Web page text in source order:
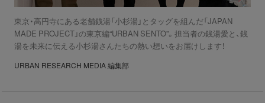
東京・高円寺にある老舗銭湯「小杉湯」とタッグを組んだ「JAPAN
MADE PROJECT」の東京編“URBAN SENTO”。担当者の銭湯愛と、銭
湯を未来に伝える小杉湯さんたちの熱い想いをお届けします！
URBAN RESEARCH MEDIA 編集部